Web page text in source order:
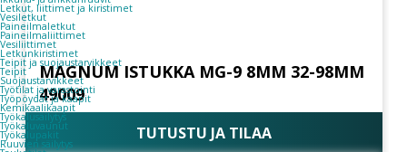
Letkut, liittimet ja kiristimet
Vesiletkut
Paineilmaletkut
Paineilmaliittimet
Vesiliittimet
Letkunkiristimet
Teipit ja suojaustarvikkeet
Teipit
Suojaustarvikkeet
Työtilat ja varastointi
Työpöydät ja kaapit
Kemikaalikaapit
Työkalusäilytys
Työkaluvaunut
Työkalupakit
Ruuvien säilytys
MAGNUM ISTUKKA MG-9 8MM 32-98MM
49009
TUTUSTU JA TILAA